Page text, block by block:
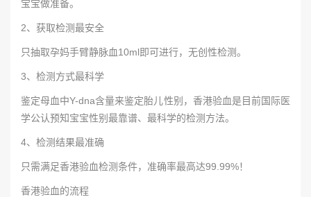
宝宝做准备。
2、获取检测最安全
只抽取孕妈手臂静脉血10ml即可进行，无创性检测。
3、检测方式最科学
鉴定母血中Y-dna含量来鉴定胎儿性别，香港验血是目前国际医
学公认预知宝宝性别最靠谱、最科学的检测方法。
4、检测结果最准确
只需满足香港验血检测条件，准确率最高达99.99%！
香港验血的流程